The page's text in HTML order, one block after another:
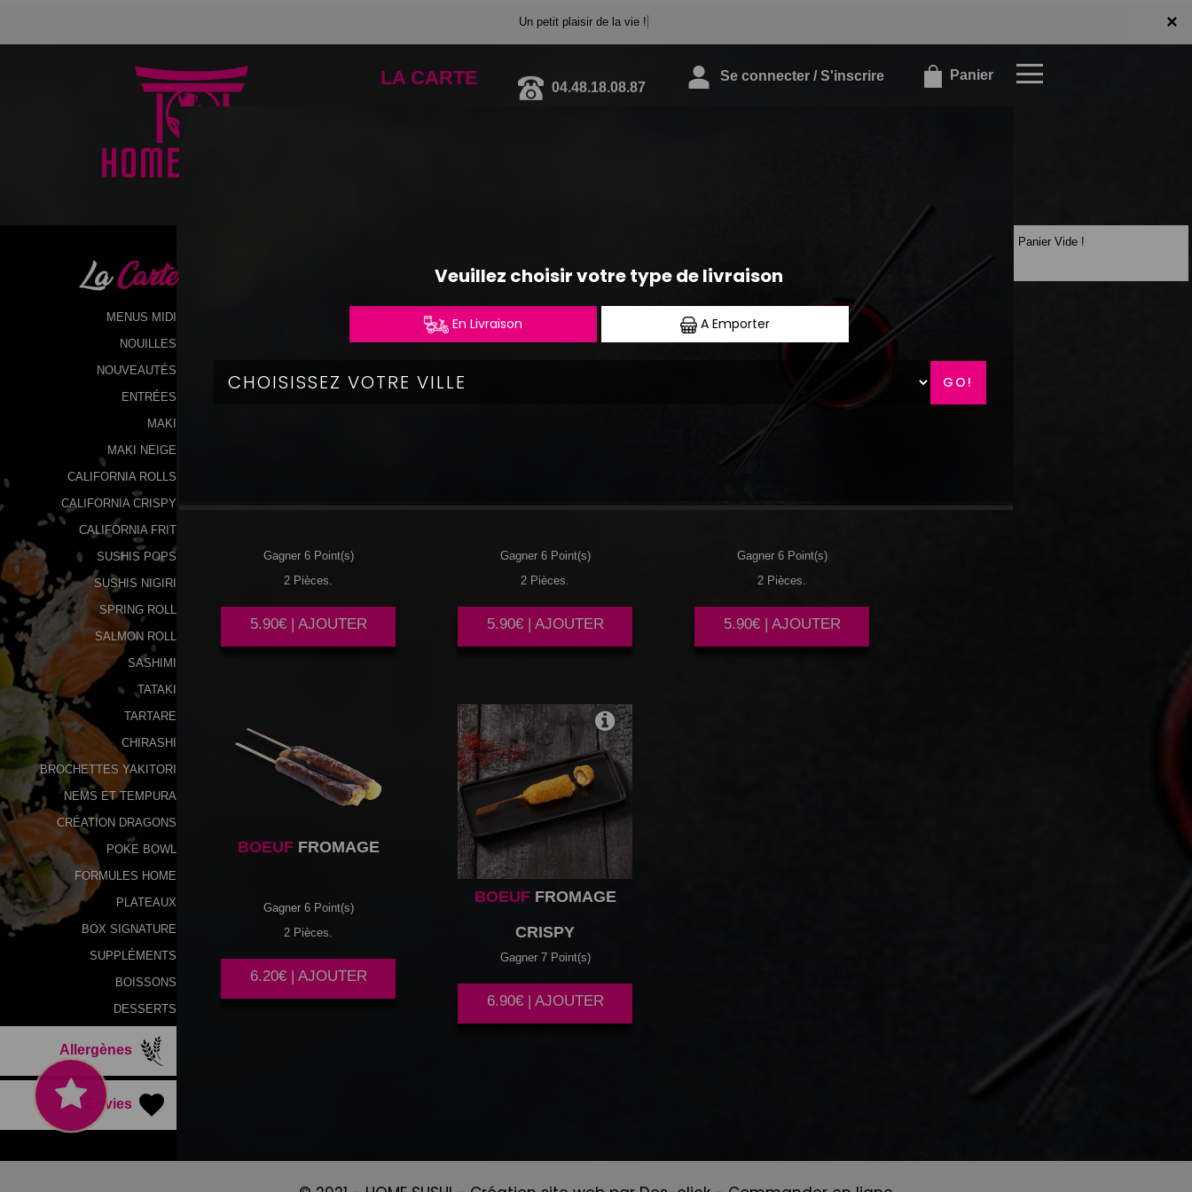
×
Un petit plaisir de la vie !
LA CARTE Se connecter / S'inscrire Panier
x
LaCarte
MENUS MIDI
NOUILLES
NOUVEAUTÉS
ENTRÉES
MAKI
MAKI NEIGE
CALIFORNIA ROLLS
CALIFORNIA CRISPY
CALIFORNIA FRIT
SUSHIS POPS
SUSHIS NIGIRI
SPRING ROLL
SALMON ROLL
SASHIMI
TATAKI
TARTARE
CHIRASHI
BROCHETTES YAKITORI
NEMS ET TEMPURA
CRÉATION DRAGONS
POKE BOWL
FORMULES HOME
PLATEAUX
BOX SIGNATURE
SUPPLÉMENTS
BOISSONS
DESSERTS
Allergènes
Vos Envies
"Brochettes faites maison."
Gagner 6 Point(s)
2 Pièces.
5.90€ | AJOUTER
Gagner 6 Point(s)
2 Pièces.
5.90€ | AJOUTER
Gagner 6 Point(s)
2 Pièces.
5.90€ | AJOUTER
BOEUFFROMAGE
Gagner 6 Point(s)
2 Pièces.
6.20€ | AJOUTER
BOEUFFROMAGE
CRISPY
Gagner 7 Point(s)
6.90€ | AJOUTER
Panier Vide !